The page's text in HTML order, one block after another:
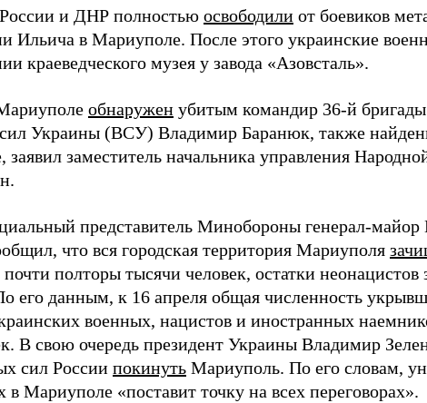
и ДНР полностью освободили от боевиков
Ильича в Мариуполе. После этого украинские
краеведческого музея у завода «Азовсталь».
обнаружен убитым командир 36-й
Украины (ВСУ) Владимир Баранюк, также
заместитель начальника управления
представитель Минобороны генерал-майор
что вся городская территория Мариуполя
почти полторы тысячи человек, остатки неонацистов
его данным, к 16 апреля общая численность
военных, нацистов и иностранных
В свою очередь президент Украины Владимир
сил России покинуть Мариуполь. По его словам,
в Мариуполе «поставит точку на всех переговорах».